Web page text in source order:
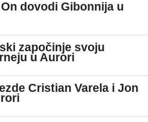
dovodi Gibonnija u
započinje svoju
u Aurori
Cristian Varela i Jon